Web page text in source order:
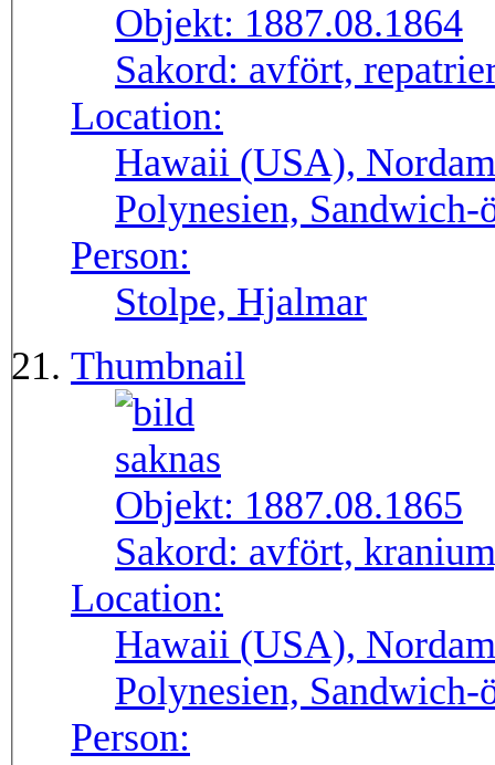
Objekt: 1887.08.1864
Sakord: avfört,
Location:
Hawaii (USA),
Polynesien, Sandwich-
Person:
Stolpe, Hjalmar
Thumbnail
Objekt: 1887.08.1865
Sakord: avfört,
Location:
Hawaii (USA),
Polynesien, Sandwich-
Person: